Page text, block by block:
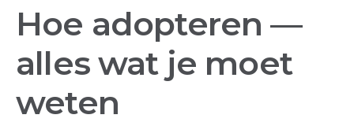
Hoe adopteren —
alles wat je moet
weten